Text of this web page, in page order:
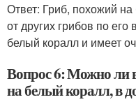
Ответ: Гриб, похожий
от других грибов по
белый коралл и имеет
Вопрос 6: Можно ли
на белый коралл, в